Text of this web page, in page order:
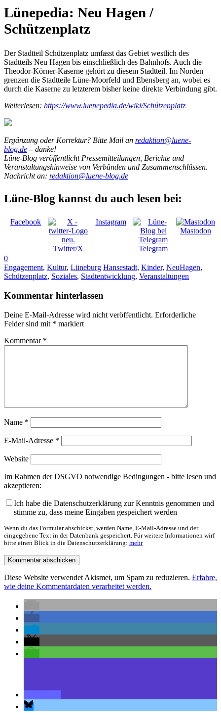
Lünepedia: Neu Hagen /
Schützenplatz
Der Stadtteil Schützenplatz umfasst das Gebiet westlich des
Stadtteils Neu Hagen bis einschließlich des Bahnhofs. Auch die
Theodor-Körner-Kaserne gehört zu diesem Stadtteil. Im Norden
grenzen die Stadtteile Lüne-Moorfeld und Ebensberg an, wobei es
durch die Kaserne zu letzterem bisher keine direkte Verbindung gibt.
Weiterlesen: https://www.luenepedia.de/wiki/Schützenplatz
Ergänzung oder Korrektur? Bitte Mail an redaktion@luene-
blog.de – danke!
Lüne-Blog veröffentlicht Pressemitteilungen, Berichte und
Veranstaltungshinweise von Verbänden und Zusammenschlüssen.
Nachricht an: redaktion@luene-blog.de
Lüne-Blog kannst du auch lesen bei:
Facebook
Twitter/X
Instagram
Telegram
Mastodon
0
Engagement, Kultur, Lüneburg Hansestadt, Kinder, NeuHagen,
Schützenplatz, Soziales, Stadtentwicklung, Veranstaltungen
Kommentar hinterlassen
Deine E-Mail-Adresse wird nicht veröffentlicht. Erforderliche
Felder sind mit * markiert
Kommentar *
Name *
E-Mail-Adresse *
Website
Im Rahmen der DSGVO notwendige Bedingungen - bitte lesen und
akzeptieren:
Ich habe die Datenschutzerklärung zur Kenntnis genommen und
stimme zu, dass meine Eingaben gespeichert werden
Wenn du das Formular abschickst, werden Name, E-Mail-Adresse und der
eingegebene Text in der Datenbank gespeichert. Für weitere Informationen wirf
bitte einen Blick in die Datenschutzerklärung: mehr
Diese Website verwendet Akismet, um Spam zu reduzieren. Erfahre,
wie deine Kommentardaten verarbeitet werden.